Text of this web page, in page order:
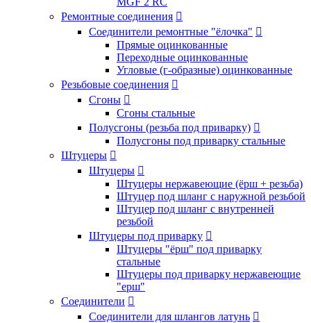
Ремонтные соединения 
Соединители ремонтные "ёлочка" 
Прямые оцинкованные
Переходные оцинкованные
Угловые (г-образные) оцинкованные
Резьбовые соединения 
Сгоны 
Сгоны стальные
Полусгоны (резьба под приварку) 
Полусгоны под приварку стальные
Штуцеры 
Штуцеры 
Штуцеры нержавеющие (ёрш + резьба)
Штуцер под шланг с наружной резьбой
Штуцер под шланг с внутренней
резьбой
Штуцеры под приварку 
Штуцеры "ёрш" под приварку
стальные
Штуцеры под приварку нержавеющие
"ерш"
Соединители 
Соединители для шлангов латунь 